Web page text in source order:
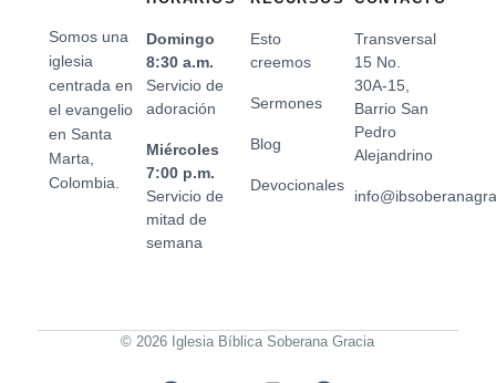
Somos una
iglesia
centrada en
el evangelio
en Santa
Marta,
Colombia.
Domingo
8:30 a.m.
Servicio de
adoración
Miércoles
7:00 p.m.
Servicio de
mitad de
semana
Esto
creemos
Sermones
Blog
Devocionales
Transversal
15 No.
30A-15,
Barrio San
Pedro
Alejandrino
© 2026 Iglesia Bíblica Soberana Gracia